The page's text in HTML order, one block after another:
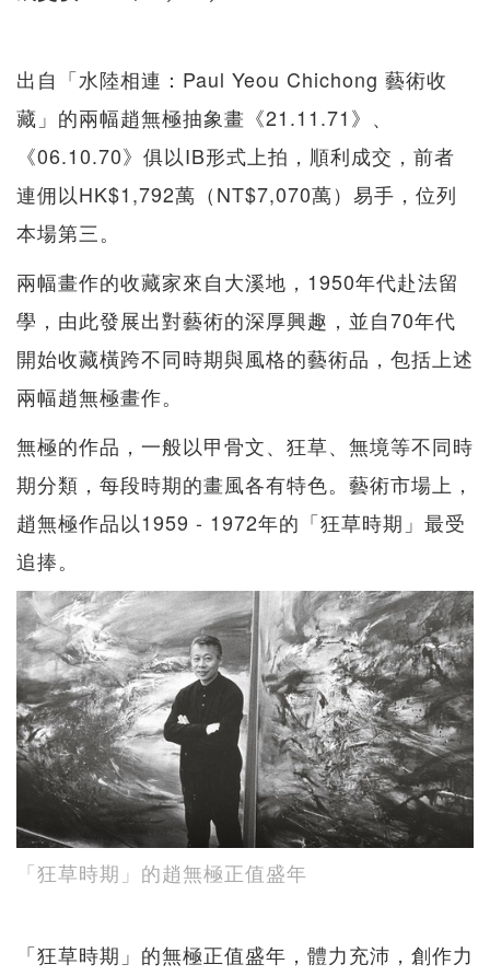
出自「水陸相連：Paul Yeou Chichong 藝術收
藏」的兩幅趙無極抽象畫《21.11.71》、
《06.10.70》俱以IB形式上拍，順利成交，前者
連佣以HK$1,792萬（NT$7,070萬）易手，位列
本場第三。
兩幅畫作的收藏家來自大溪地，1950年代赴法留
學，由此發展出對藝術的深厚興趣，並自70年代
開始收藏橫跨不同時期與風格的藝術品，包括上述
兩幅趙無極畫作。
無極的作品，一般以甲骨文、狂草、無境等不同時
期分類，每段時期的畫風各有特色。藝術市場上，
趙無極作品以1959 - 1972年的「狂草時期」最受
追捧。
「狂草時期」的趙無極正值盛年
「狂草時期」的無極正值盛年，體力充沛，創作力